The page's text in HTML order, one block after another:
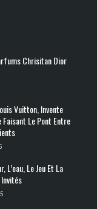
Chrisitan Dior
Vuitton, Invente
Faisant Le Pont Entre
L’eau, Le Jeu Et La